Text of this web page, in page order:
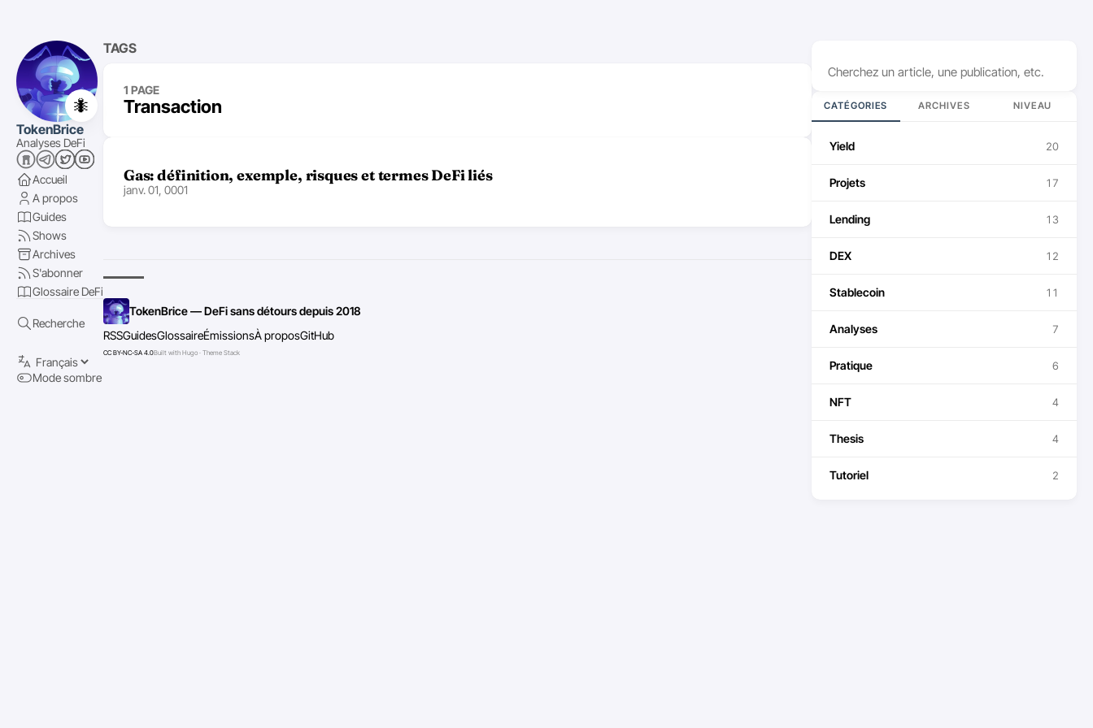
🐜
TokenBrice
Analyses DeFi
Accueil
A propos
Guides
Shows
Archives
S'abonner
Glossaire DeFi
Recherche
Mode sombre
CATÉGORIES ARCHIVES NIVEAU
Yield 20
Projets 17
Lending 13
DEX 12
Stablecoin 11
Analyses 7
Pratique 6
NFT 4
Thesis 4
Tutoriel 2
TAGS
1 PAGE
Transaction
Gas: définition, exemple, risques et termes DeFi liés
janv. 01, 0001
TokenBrice — DeFi sans détours depuis 2018
RSSGuidesGlossaireÉmissionsÀ proposGitHub
CC BY-NC-SA 4.0Built with Hugo · Theme Stack